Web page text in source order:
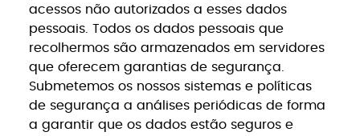
acessos não autorizados a esses dados
pessoais. Todos os dados pessoais que
recolhermos são armazenados em servidores
que oferecem garantias de segurança.
Submetemos os nossos sistemas e políticas
de segurança a análises periódicas de forma
a garantir que os dados estão seguros e